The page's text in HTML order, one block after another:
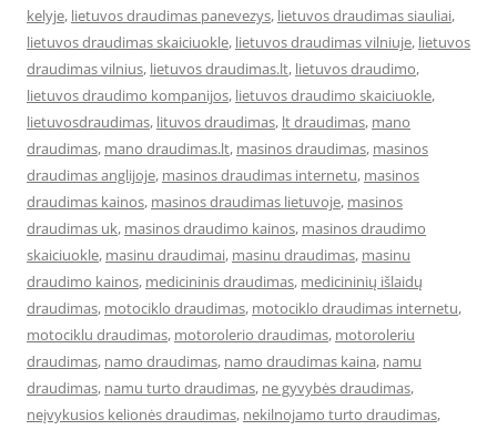
kelyje, lietuvos draudimas panevezys, lietuvos draudimas siauliai,
lietuvos draudimas skaiciuokle, lietuvos draudimas vilniuje, lietuvos
draudimas vilnius, lietuvos draudimas.lt, lietuvos draudimo,
lietuvos draudimo kompanijos, lietuvos draudimo skaiciuokle,
lietuvosdraudimas, lituvos draudimas, lt draudimas, mano
draudimas, mano draudimas.lt, masinos draudimas, masinos
draudimas anglijoje, masinos draudimas internetu, masinos
draudimas kainos, masinos draudimas lietuvoje, masinos
draudimas uk, masinos draudimo kainos, masinos draudimo
skaiciuokle, masinu draudimai, masinu draudimas, masinu
draudimo kainos, medicininis draudimas, medicininių išlaidų
draudimas, motociklo draudimas, motociklo draudimas internetu,
motociklu draudimas, motorolerio draudimas, motoroleriu
draudimas, namo draudimas, namo draudimas kaina, namu
draudimas, namu turto draudimas, ne gyvybės draudimas,
neįvykusios kelionės draudimas, nekilnojamo turto draudimas,